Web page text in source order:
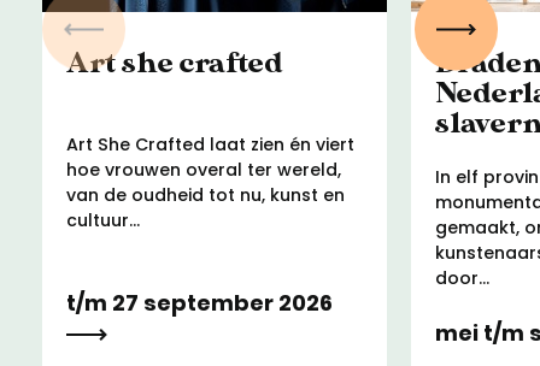
Art she crafted
Art She Crafted laat zien én viert
hoe vrouwen overal ter wereld,
van de oudheid tot nu, kunst en
cultuur...
t/m 27 september 2026
In elf
gemaakt,
door...
mei t/m
Vorige